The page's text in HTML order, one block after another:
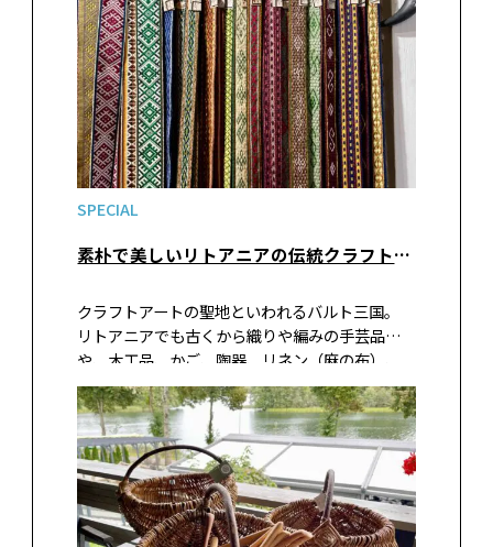
SPECIAL
素朴で美しいリトアニアの伝統クラフトアートが買えるおすすめショップ①ラガイネ‐バルティックショップ
クラフトアートの聖地といわれるバルト三国。
リトアニアでも古くから織りや編みの手芸品
や、木工品、かご、陶器、リネン（麻の布）、
蜜蝋などの手仕事が今でも盛んに行われていて
います。この国にはアーティストを育成するため
の自治体が運営する工房があり、伝統工芸を守り
若手作家を育てようという空気を感じられます。
そんなリトアニアの首都ヴィルニュスやトラカ
イ城のショップで見つけたアイテムを紹介しま
す。